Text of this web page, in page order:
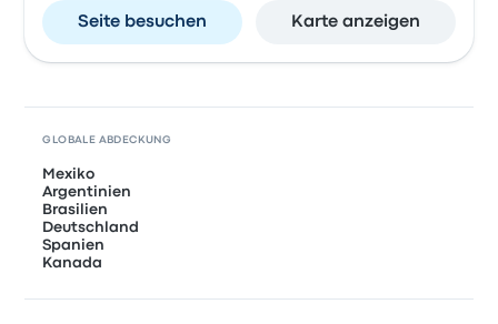
Seite besuchen Karte anzeigen
GLOBALE ABDECKUNG
Mexiko
Argentinien
Brasilien
Deutschland
Spanien
Kanada